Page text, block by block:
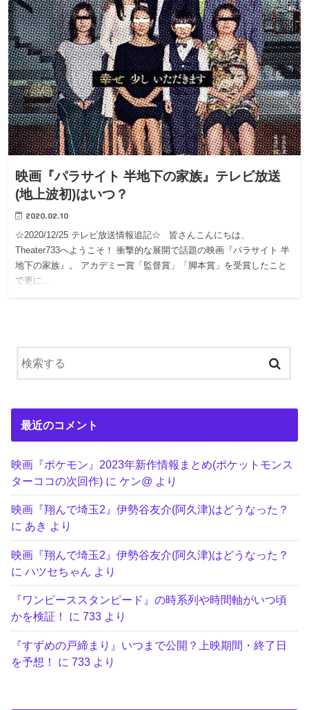
映画『パラサイト 半地下の家族』テレビ放送
(地上波初)はいつ？
2020.02.10
☆2020/12/25 テレビ放送情報追記☆ 皆さんこんにちは、
Theater733へようこそ！ 衝撃的な展開で話題の映画『パラサイト 半
地下の家族』。 アカデミー賞「監督賞」「脚本賞」を受賞したこと
で更に…
最近のコメント
映画『ポケモン』2023年新作情報まとめ(ポケットモンス
ターココの次回作) にケン@ より
映画『翔んで埼玉2』伊勢谷友介(阿久津)はどうなった？
に あき より
映画『翔んで埼玉2』伊勢谷友介(阿久津)はどうなった？
にハツセちゃん より
『ワンピーススタンピード』の時系列や時間軸がいつ頃
かを検証！
に733 より
『すずめの戸締まり』いつまで公開？上映期間・終了日
を予想！
に733 より